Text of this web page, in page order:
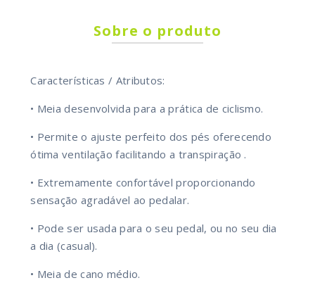
Sobre o produto
Características / Atributos:
• Meia desenvolvida para a prática de ciclismo.
• Permite o ajuste perfeito dos pés oferecendo
ótima ventilação facilitando a transpiração .
• Extremamente confortável proporcionando
sensação agradável ao pedalar.
• Pode ser usada para o seu pedal, ou no seu dia
a dia (casual).
• Meia de cano médio.